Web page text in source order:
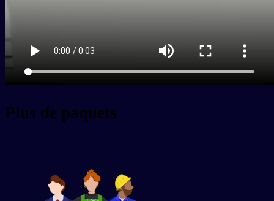
Plus de paquets